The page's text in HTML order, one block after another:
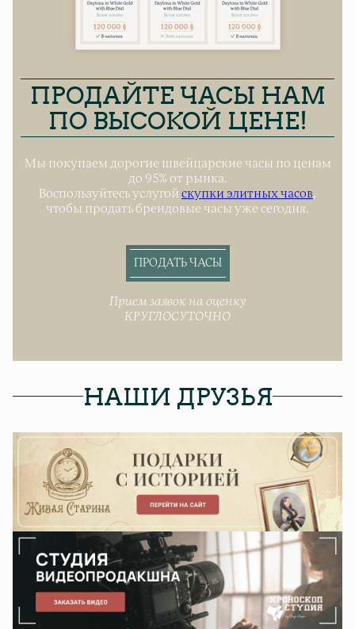
ПРОДАЙТЕ ЧАСЫ НАМ
ПО ВЫСОКОЙ ЦЕНЕ!
Мы покупаем дорогие швейцарские часы по ценам
до 95% от рынка.
Воспользуйтесь услугой скупки элитных часов,
чтобы продать брендовые часы уже сегодня.
ПРОДАТЬ ЧАСЫ
Прием заявок на оценку
КРУГЛОСУТОЧНО
НАШИ ДРУЗЬЯ